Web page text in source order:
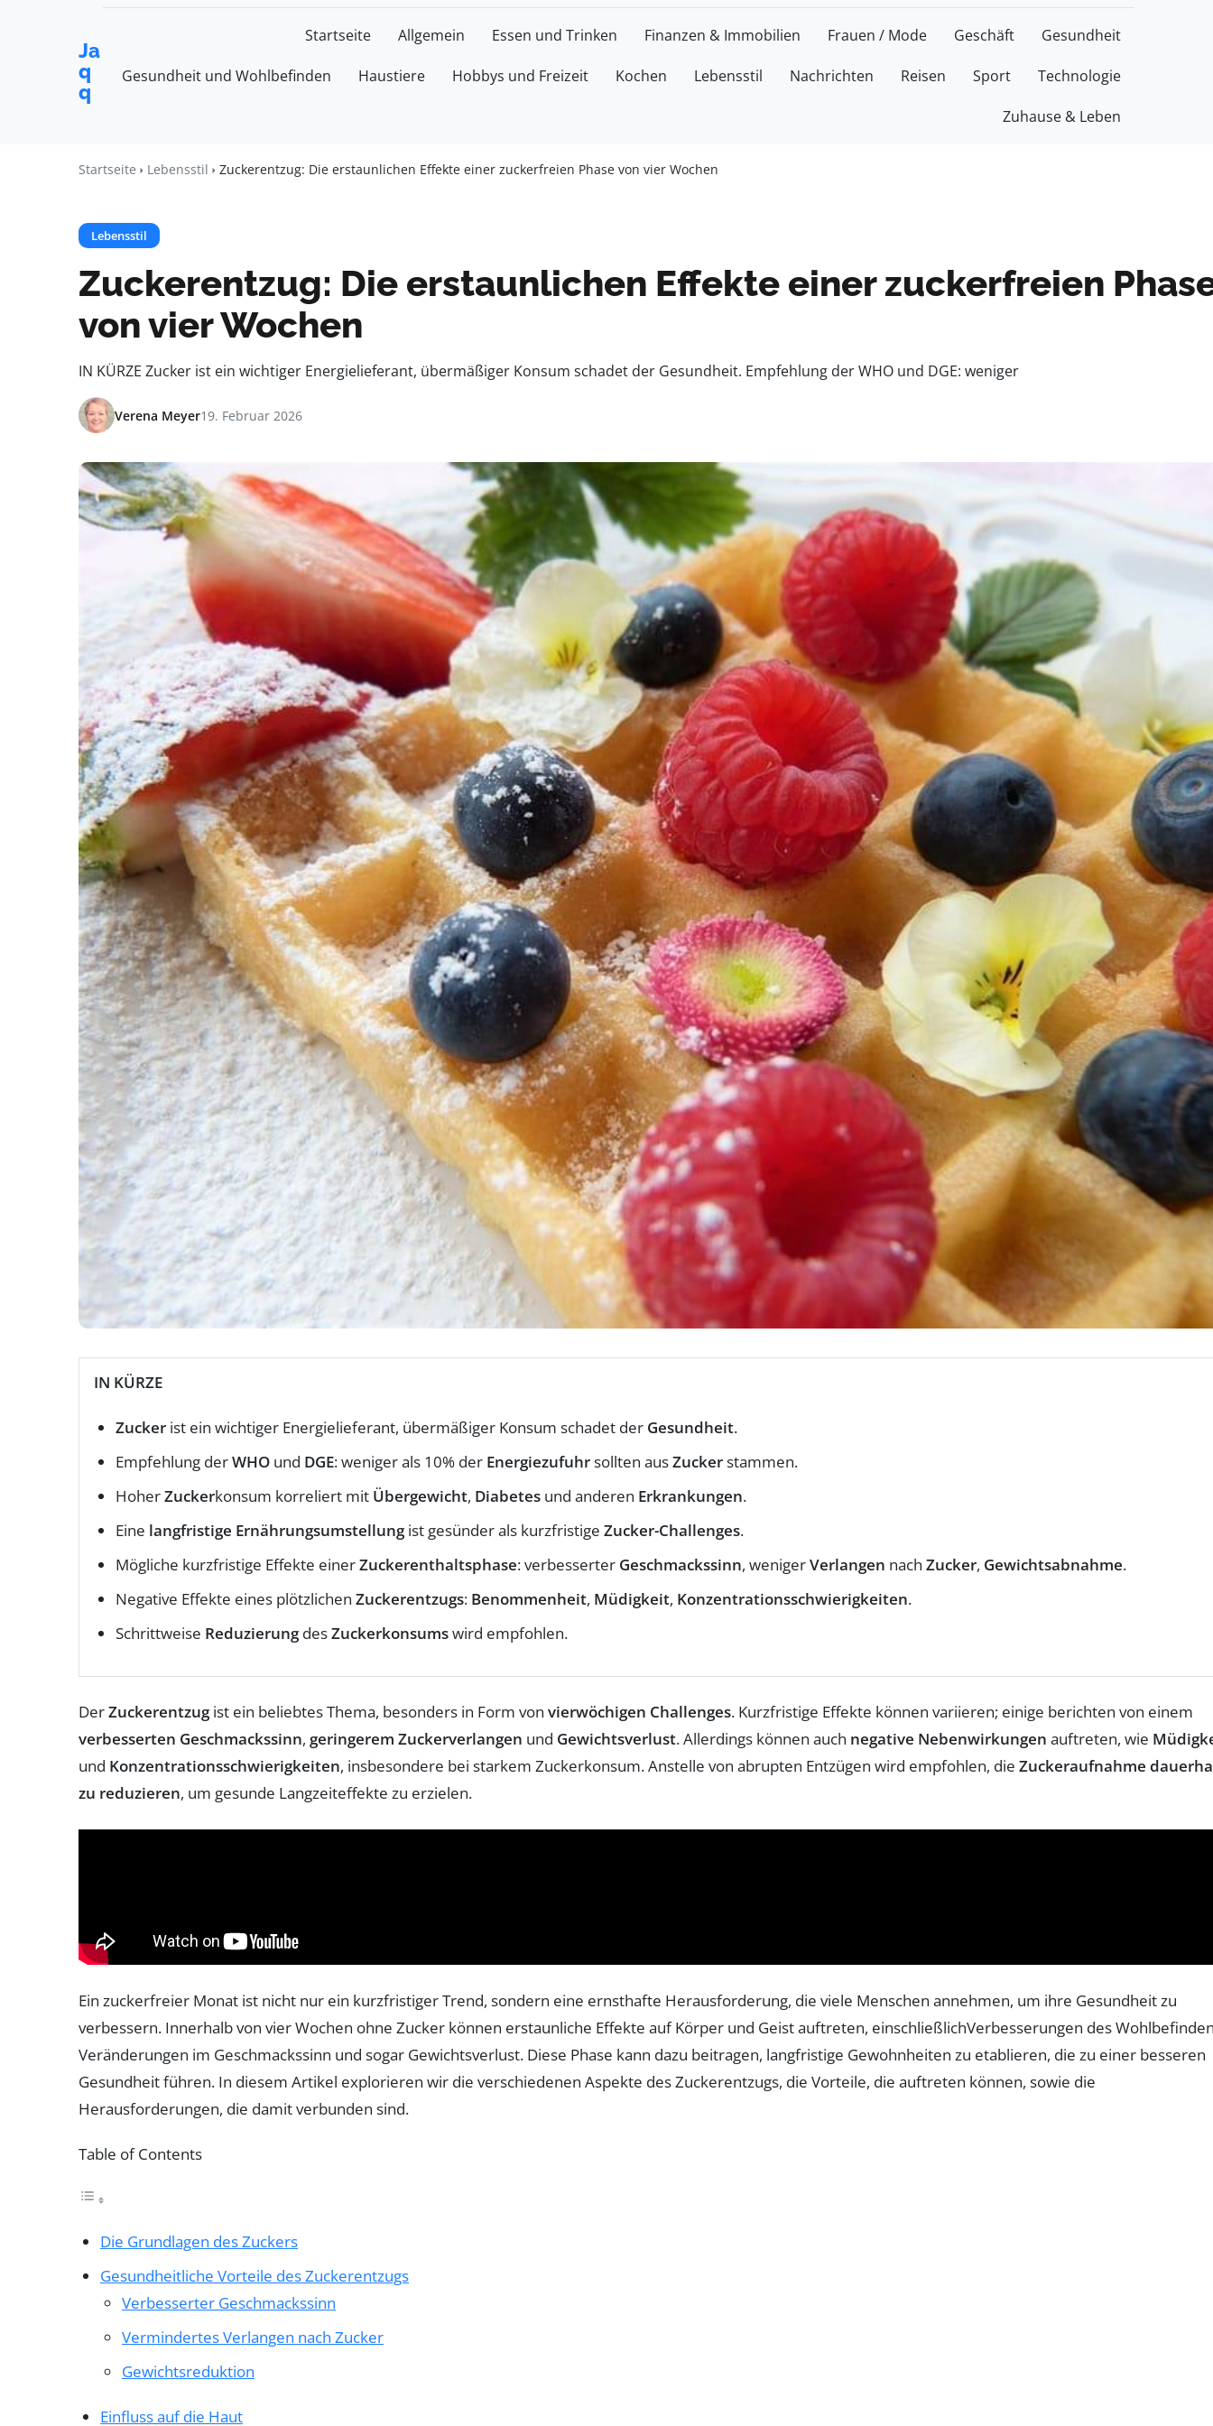
Ja
q
q
Startseite Allgemein Essen und Trinken Finanzen & Immobilien Frauen / Mode Geschäft Gesundheit
Gesundheit und Wohlbefinden Haustiere Hobbys und Freizeit Kochen Lebensstil Nachrichten Reisen Sport Technologie
Zuhause & Leben
Startseite Lebensstil Zuckerentzug: Die erstaunlichen Effekte einer zuckerfreien Phase von vier Wochen
Lebensstil
Zuckerentzug: Die erstaunlichen Effekte einer zuckerfreien
von vier Wochen
IN KÜRZE Zucker ist ein wichtiger Energielieferant, übermäßiger Konsum schadet der Gesundheit. Empfehlung der WHO und DGE: weniger
Verena Meyer19. Februar 2026
IN KÜRZE
Zucker ist ein wichtiger Energielieferant, übermäßiger Konsum schadet der Gesundheit.
Empfehlung derWHO und DGE: weniger als 10% der Energiezufuhrsollten ausZuckerstammen.
HoherZuckerkonsum korreliert mit Übergewicht, Diabetes und anderen Erkrankungen.
Eine langfristige Ernährungsumstellungist gesünder als kurzfristige Zucker-Challenges.
Mögliche kurzfristige Effekte einerZuckerenthaltsphase: verbesserter Geschmackssinn, wenigerVerlangen nach Zucker, Gewichtsabnahme.
Negative Effekte eines plötzlichen Zuckerentzugs: Benommenheit, Müdigkeit, Konzentrationsschwierigkeiten.
Schrittweise ReduzierungdesZuckerkonsumswird empfohlen.
DerZuckerentzugist ein beliebtes Thema, besonders in Form von vierwöchigen Challenges. Kurzfristige Effekte können variieren; einige berichten von einem
verbesserten Geschmackssinn, geringerem Zuckerverlangen und Gewichtsverlust. Allerdings können auch negative Nebenwirkungen auftreten, wie
und Konzentrationsschwierigkeiten, insbesondere bei starkem Zuckerkonsum. Anstelle von abrupten Entzügen wird empfohlen, die Zuckeraufnahme
zu reduzieren, um gesunde Langzeiteffekte zu erzielen.
Ein zuckerfreier Monat ist nicht nur ein kurzfristiger Trend, sondern eine ernsthafte Herausforderung, die viele Menschen annehmen, um ihre Gesundheit zu
verbessern. Innerhalb von vier Wochen ohne Zucker können erstaunliche Effekte auf Körper und Geist auftreten, einschließlichVerbesserungen des
Veränderungen im Geschmackssinn und sogar Gewichtsverlust. Diese Phase kann dazu beitragen, langfristige Gewohnheiten zu etablieren, die zu einer besseren
Gesundheit führen. In diesem Artikel explorieren wir die verschiedenen Aspekte des Zuckerentzugs, die Vorteile, die auftreten können, sowie die
Herausforderungen, die damit verbunden sind.
Table of Contents
Die Grundlagen des Zuckers
Gesundheitliche Vorteile des Zuckerentzugs
Verbesserter Geschmackssinn
Vermindertes Verlangen nach Zucker
Gewichtsreduktion
Einfluss auf die Haut